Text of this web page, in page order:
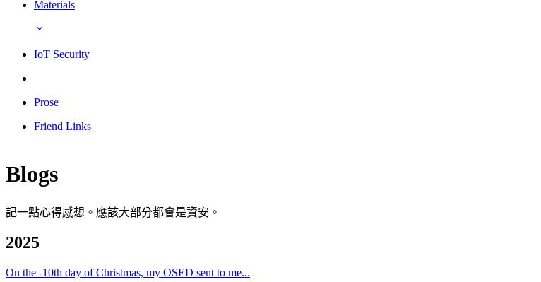
Materials
IoT Security
Prose
Friend Links
Blogs
記一點心得感想。應該大部分都會是資安。
2025
On the -10th day of Christmas, my OSED sent to me...